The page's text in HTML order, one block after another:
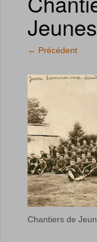
← Précédent
Chantiers de